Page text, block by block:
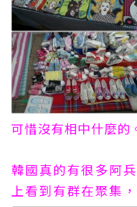
可惜沒有相中什麼的
韓國真的有很多阿
上看到有群在聚集